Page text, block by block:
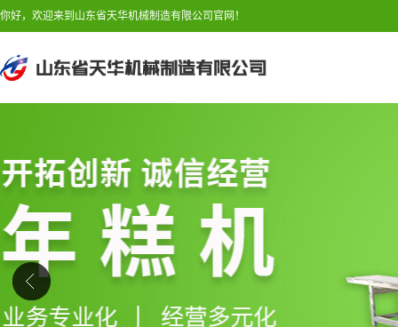
你好，欢迎来到山东省天华机械制造有限公司官网！